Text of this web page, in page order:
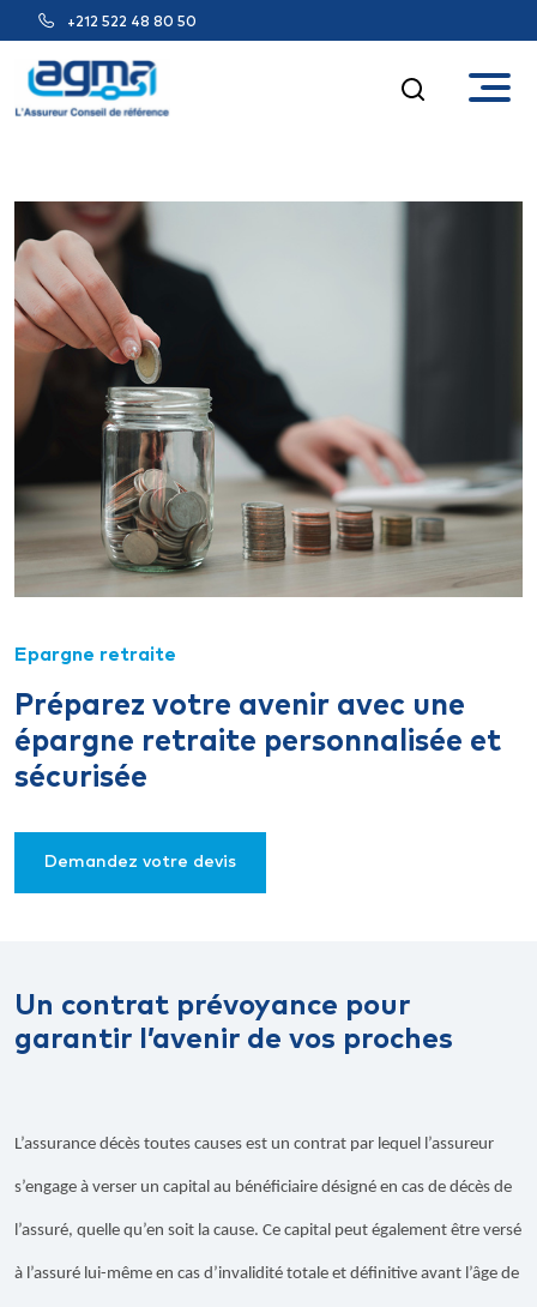
+212 522 48 80 50
Epargne retraite
Préparez votre avenir avec une
épargne retraite personnalisée et
sécurisée
Demandez votre devis
Un contrat prévoyance pour
garantir l’avenir de vos proches
L’assurance décès toutes causes est un contrat par lequel l’assureur
s’engage à verser un capital au bénéficiaire désigné en cas de décès de
l’assuré, quelle qu’en soit la cause. Ce capital peut également être versé
à l’assuré lui-même en cas d’invalidité totale et définitive avant l’âge de